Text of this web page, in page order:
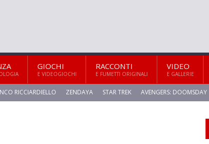
GIOCHI
E VIDEOGIOCHI
RACCONTI
E FUMETTI ORIGINALI
VIDEO
E GALLERIE
RICCIARDIELLO ZENDAYA STAR TREK AVENGERS: DOOMSDAY